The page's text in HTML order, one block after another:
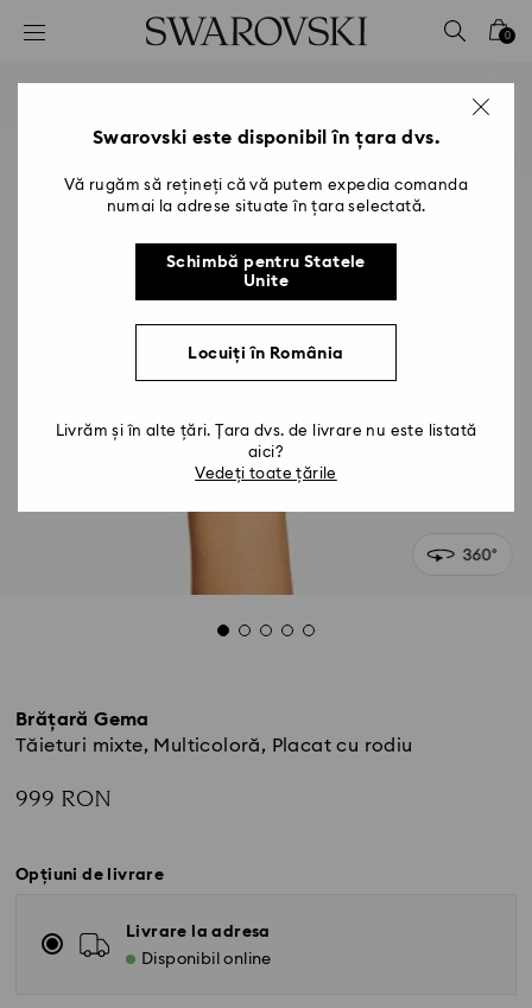
Accesskeys list
2 - Subsol
0
Brățară Gema
Tăieturi mixte, Multicoloră, Placat cu rodiu
999 RON
Opțiuni de livrare
Livrare la adresa
Disponibil online
Swarovski este disponibil în țara dvs.
Vă rugăm să rețineți că vă putem expedia comanda
numai la adrese situate în țara selectată.
Schimbă pentru Statele
Unite
Locuiți în România
Livrăm și în alte țări. Țara dvs. de livrare nu este listată
aici?
Vedeți toate țările